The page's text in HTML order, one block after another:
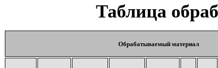
Таблица
Обрабатываемый материал